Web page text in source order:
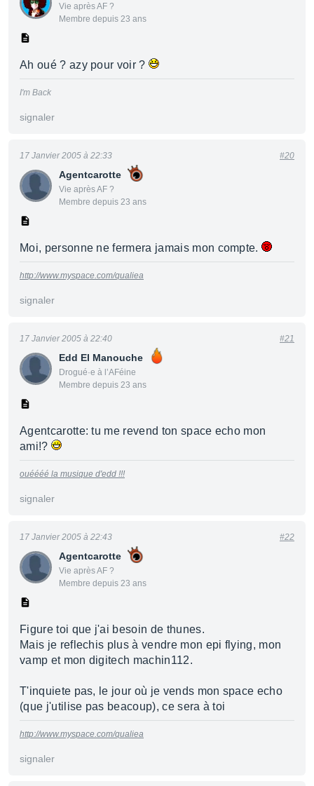
Vie après AF ?
Membre depuis 23 ans
Ah oué ? azy pour voir ?
I'm Back
signaler
Agentcarotte
Vie après AF ?
Membre depuis 23 ans
17 Janvier 2005 à 22:33 #20
Moi, personne ne fermera jamais mon compte.
http://www.myspace.com/qualiea
signaler
Edd El Manouche
Drogué·e à l’AFéine
Membre depuis 23 ans
17 Janvier 2005 à 22:40 #21
Agentcarotte: tu me revend ton space echo mon
ami!?
ouéééé la musique d'edd !!!
signaler
Agentcarotte
Vie après AF ?
Membre depuis 23 ans
17 Janvier 2005 à 22:43 #22
Figure toi que j'ai besoin de thunes.
Mais je reflechis plus à vendre mon epi flying, mon
vamp et mon digitech machin112.
T'inquiete pas, le jour où je vends mon space echo
(que j'utilise pas beacoup), ce sera à toi
http://www.myspace.com/qualiea
signaler